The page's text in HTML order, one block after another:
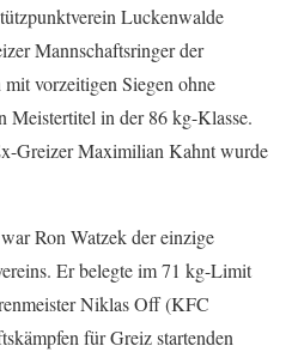
Luckenwalde
Mannschaftsringer der
vorzeitigen Siegen ohne
Meistertitel in der 86 kg-Klasse.
Greizer Maximilian Kahnt wurde
Ron Watzek der einzige
Er belegte im 71 kg-Limit
Niklas Off (KFC
für Greiz startenden